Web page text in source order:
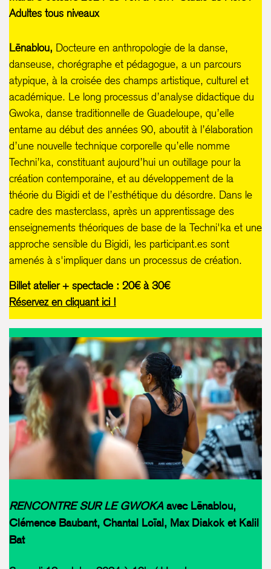
Adultes tous niveaux
Lēnablou, Docteure en anthropologie de la danse,
danseuse, chorégraphe et pédagogue, a un parcours
atypique, à la croisée des champs artistique, culturel et
académique. Le long processus d’analyse didactique du
Gwoka, danse traditionnelle de Guadeloupe, qu’elle
entame au début des années 90, aboutit à l’élaboration
d’une nouvelle technique corporelle qu’elle nomme
Techni’ka, constituant aujourd’hui un outillage pour la
création contemporaine, et au développement de la
théorie du Bigidi et de l’esthétique du désordre. Dans le
cadre des masterclass, après un apprentissage des
enseignements théoriques de base de la Techni'ka et une
approche sensible du Bigidi, les participant.es sont
amenés à s'impliquer dans un processus de création.
Billet atelier + spectacle : 20€ à 30€
Réservez en cliquant ici !
RENCONTRE SUR LE GWOKAavec Lēnablou,
Clémence Baubant, Chantal Loïal, Max Diakok et Kalil
Bat